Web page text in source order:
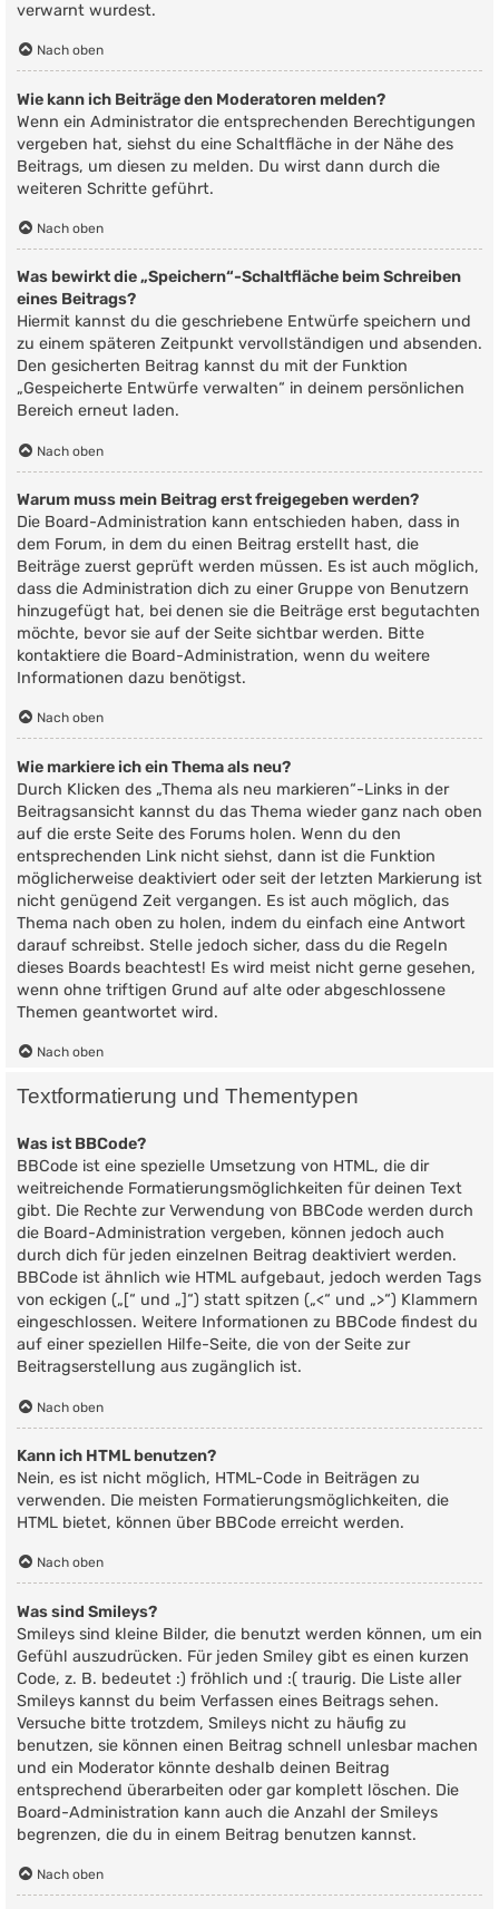
verwarnt wurdest.
Nach oben
Wie kann ich Beiträge den Moderatoren melden?
Wenn ein Administrator die entsprechenden Berechtigungen
vergeben hat, siehst du eine Schaltfläche in der Nähe des
Beitrags, um diesen zu melden. Du wirst dann durch die
weiteren Schritte geführt.
Nach oben
Was bewirkt die „Speichern“-Schaltfläche beim Schreiben
eines Beitrags?
Hiermit kannst du die geschriebene Entwürfe speichern und
zu einem späteren Zeitpunkt vervollständigen und absenden.
Den gesicherten Beitrag kannst du mit der Funktion
„Gespeicherte Entwürfe verwalten“ in deinem persönlichen
Bereich erneut laden.
Nach oben
Warum muss mein Beitrag erst freigegeben werden?
Die Board-Administration kann entschieden haben, dass in
dem Forum, in dem du einen Beitrag erstellt hast, die
Beiträge zuerst geprüft werden müssen. Es ist auch möglich,
dass die Administration dich zu einer Gruppe von Benutzern
hinzugefügt hat, bei denen sie die Beiträge erst begutachten
möchte, bevor sie auf der Seite sichtbar werden. Bitte
kontaktiere die Board-Administration, wenn du weitere
Informationen dazu benötigst.
Nach oben
Wie markiere ich ein Thema als neu?
Durch Klicken des „Thema als neu markieren“-Links in der
Beitragsansicht kannst du das Thema wieder ganz nach oben
auf die erste Seite des Forums holen. Wenn du den
entsprechenden Link nicht siehst, dann ist die Funktion
möglicherweise deaktiviert oder seit der letzten Markierung ist
nicht genügend Zeit vergangen. Es ist auch möglich, das
Thema nach oben zu holen, indem du einfach eine Antwort
darauf schreibst. Stelle jedoch sicher, dass du die Regeln
dieses Boards beachtest! Es wird meist nicht gerne gesehen,
wenn ohne triftigen Grund auf alte oder abgeschlossene
Themen geantwortet wird.
Nach oben
Textformatierung und Thementypen
Was ist BBCode?
BBCode ist eine spezielle Umsetzung von HTML, die dir
weitreichende Formatierungsmöglichkeiten für deinen Text
gibt. Die Rechte zur Verwendung von BBCode werden durch
die Board-Administration vergeben, können jedoch auch
durch dich für jeden einzelnen Beitrag deaktiviert werden.
BBCode ist ähnlich wie HTML aufgebaut, jedoch werden Tags
von eckigen („[“ und „]“) statt spitzen („<“ und „>“) Klammern
eingeschlossen. Weitere Informationen zu BBCode findest du
auf einer speziellen Hilfe-Seite, die von der Seite zur
Beitragserstellung aus zugänglich ist.
Nach oben
Kann ich HTML benutzen?
Nein, es ist nicht möglich, HTML-Code in Beiträgen zu
verwenden. Die meisten Formatierungsmöglichkeiten, die
HTML bietet, können über BBCode erreicht werden.
Nach oben
Was sind Smileys?
Smileys sind kleine Bilder, die benutzt werden können, um ein
Gefühl auszudrücken. Für jeden Smiley gibt es einen kurzen
Code, z. B. bedeutet :) fröhlich und :( traurig. Die Liste aller
Smileys kannst du beim Verfassen eines Beitrags sehen.
Versuche bitte trotzdem, Smileys nicht zu häufig zu
benutzen, sie können einen Beitrag schnell unlesbar machen
und ein Moderator könnte deshalb deinen Beitrag
entsprechend überarbeiten oder gar komplett löschen. Die
Board-Administration kann auch die Anzahl der Smileys
begrenzen, die du in einem Beitrag benutzen kannst.
Nach oben